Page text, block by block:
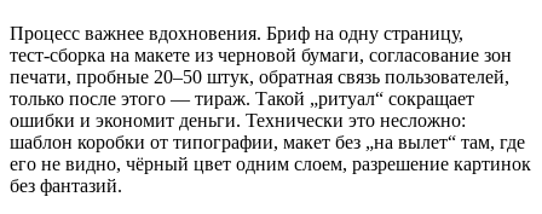
Процесс важнее вдохновения. Бриф на одну страницу,
тест‑сборка на макете из черновой бумаги, согласование зон
печати, пробные 20–50 штук, обратная связь пользователей,
только после этого — тираж. Такой „ритуал“ сокращает
ошибки и экономит деньги. Технически это несложно:
шаблон коробки от типографии, макет без „на вылет“ там, где
его не видно, чёрный цвет одним слоем, разрешение картинок
без фантазий.